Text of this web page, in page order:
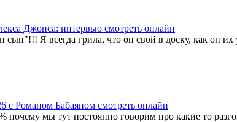
Джонса: интервью смотреть онлайн
Я всегда грила, что он свой в доску, как он их
с Романом Бабаяном смотреть онлайн
почему мы тут постоянно говорим про какие то